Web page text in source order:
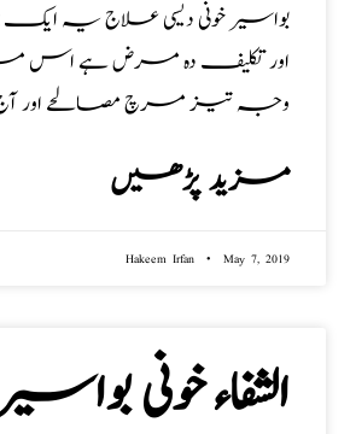
بواسیر خونی دیسی علاج یہ
اور تکلیف دہ مرض ہے اس
وجہ تیز مرچ مصالحے اور
مزید پڑھیں
Hakeem Irfan May 7, 2019
الشفاء خونی